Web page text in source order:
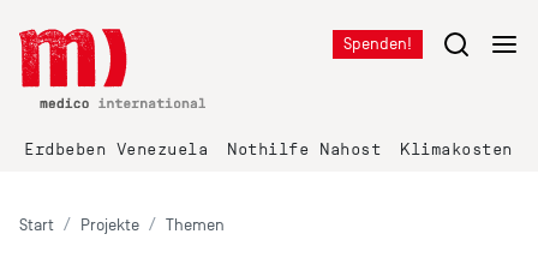
Spenden!
Erdbeben Venezuela Nothilfe Nahost Klimakosten
Start Projekte Themen